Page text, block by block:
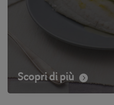
Scopri di più